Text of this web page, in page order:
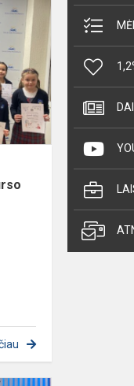
Šalies
klasių
mokinių
miniatiūrų
konkurso